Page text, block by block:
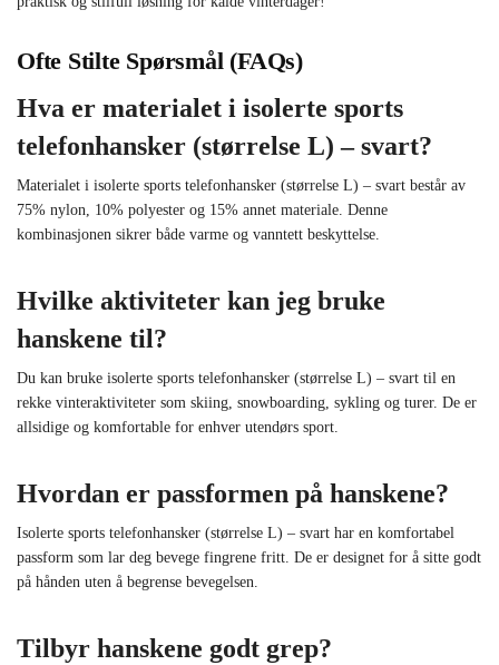
Ofte Stilte Spørsmål (FAQs)
Hva er materialet i isolerte sports
telefonhansker (størrelse L) – svart?
Materialet i isolerte sports telefonhansker (størrelse L) – svart består av
75% nylon, 10% polyester og 15% annet materiale. Denne
kombinasjonen sikrer både varme og vanntett beskyttelse.
Hvilke aktiviteter kan jeg bruke
hanskene til?
Du kan bruke isolerte sports telefonhansker (størrelse L) – svart til en
rekke vinteraktiviteter som skiing, snowboarding, sykling og turer. De er
allsidige og komfortable for enhver utendørs sport.
Hvordan er passformen på hanskene?
Isolerte sports telefonhansker (størrelse L) – svart har en komfortabel
passform som lar deg bevege fingrene fritt. De er designet for å sitte godt
på hånden uten å begrense bevegelsen.
Tilbyr hanskene godt grep?